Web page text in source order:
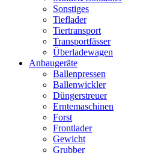
Sonstiges
Tieflader
Tiertransport
Transportfässer
Überladewagen
Anbaugeräte
Ballenpressen
Ballenwickler
Düngerstreuer
Erntemaschinen
Forst
Frontlader
Gewicht
Grubber